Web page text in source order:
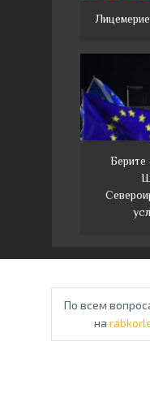
Берите
По всем
на